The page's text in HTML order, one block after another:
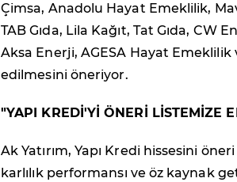
Çimsa, Anadolu Hayat Emeklilik,
TAB Gıda, Lila Kağıt, Tat Gıda, CW
Aksa Enerji, AGESA Hayat
edilmesini öneriyor.
"YAPI KREDİ'Yİ ÖNERİ LİSTEMİZE
Ak Yatırım, Yapı Kredi hissesini
karlılık performansı ve öz kaynak